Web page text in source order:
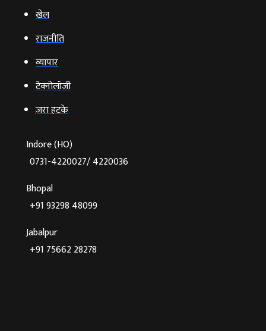
खेल
राजनीति
व्‍यापार
टेक्‍नोलॉजी
ज़रा हटके
Indore (HO)
0731-4220027/ 4220036
Bhopal
+91 93298 48099
Jabalpur
+91 75662 28278